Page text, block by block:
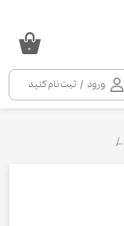
ورود / ثبت نام کنید
۰